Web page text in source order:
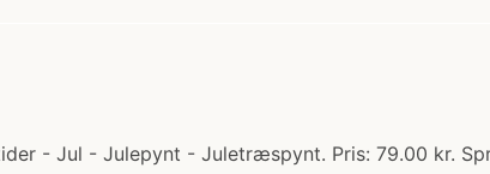
- Jul - Julepynt - Juletræspynt. Pris: 79.00 kr.